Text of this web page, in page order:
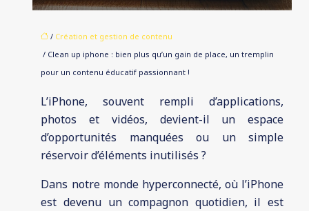
/ Création et gestion de contenu
/ Clean up iphone : bien plus qu’un gain de place, un tremplin
pour un contenu éducatif passionnant !
L’iPhone, souvent rempli d’applications,
photos et vidéos, devient-il un espace
d’opportunités manquées ou un simple
réservoir d’éléments inutilisés ?
Dans notre monde hyperconnecté, où l’iPhone
est devenu un compagnon quotidien, il est